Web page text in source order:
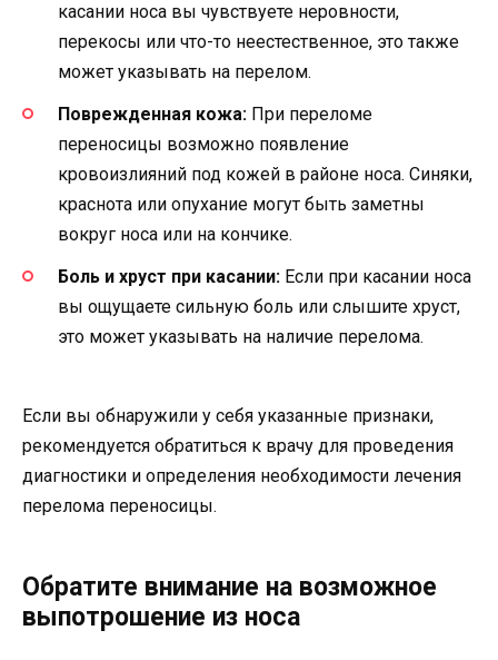
касании носа вы чувствуете неровности,
перекосы или что-то неестественное, это также
может указывать на перелом.
Поврежденная кожа: При переломе
переносицы возможно появление
кровоизлияний под кожей в районе носа. Синяки,
краснота или опухание могут быть заметны
вокруг носа или на кончике.
Боль и хруст при касании: Если при касании носа
вы ощущаете сильную боль или слышите хруст,
это может указывать на наличие перелома.
Если вы обнаружили у себя указанные признаки,
рекомендуется обратиться к врачу для проведения
диагностики и определения необходимости лечения
перелома переносицы.
Обратите внимание на возможное
выпотрошение из носа